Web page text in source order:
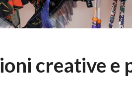
creative e